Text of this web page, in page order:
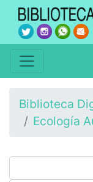
Biblioteca
Ecología